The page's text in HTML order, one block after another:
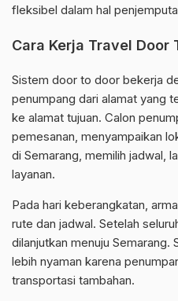
fleksibel dalam hal
Cara Kerja Travel Door
Sistem door to door bekerja
penumpang dari alamat yang
ke alamat tujuan. Calon
pemesanan, menyampaikan
di Semarang, memilih jadwal,
layanan.
Pada hari keberangkatan,
rute dan jadwal. Setelah
dilanjutkan menuju Semarang.
lebih nyaman karena
transportasi tambahan.